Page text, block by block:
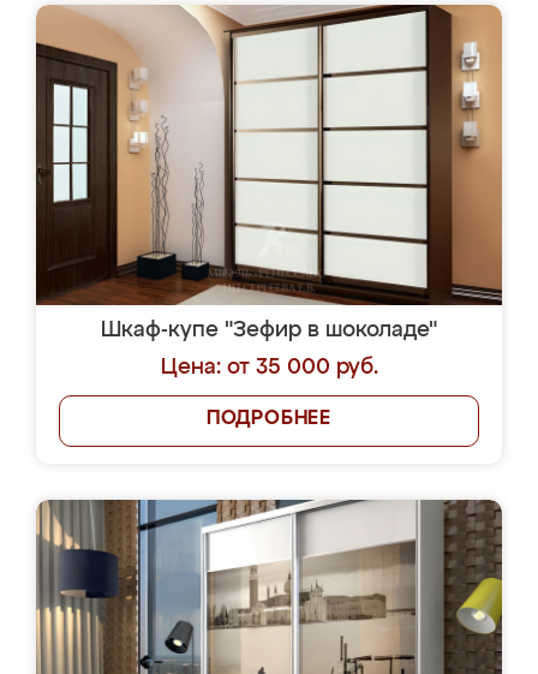
Шкаф-купе "Зефир в шоколаде"
Цена: от 35 000 руб.
ПОДРОБНЕЕ